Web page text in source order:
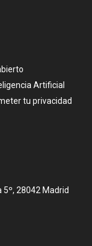
Artificial
tu privacidad
5º, 28042 Madrid